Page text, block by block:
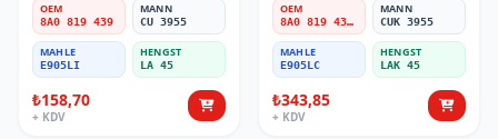
OEM
8A0 819 439
MANN
CU 3955
MAHLE
E905LI
HENGST
LA 45
₺158,70
+ KDV
OEM
8A0 819 439B
MANN
CUK 3955
MAHLE
E905LC
HENGST
LAK 45
₺343,85
+ KDV